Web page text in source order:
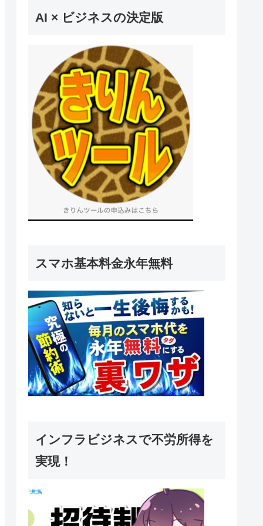
AI × ビジネスの決定版
スマホ基本料金永年無料
インフラビジネスで不労所得を
実現！